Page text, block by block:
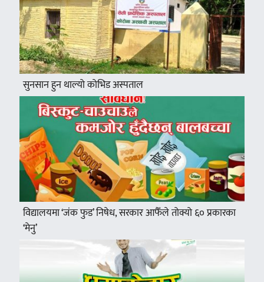
सुनसान हुन थाल्यो कोभिड अस्पताल
विद्यालयमा ‘जंक फुड’ निषेध, सरकार आफैँले तोक्यो ६० प्रकारका
‘मेनु’